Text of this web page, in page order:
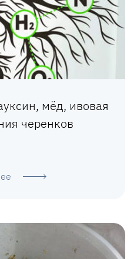
мёд, ивовая
черенков